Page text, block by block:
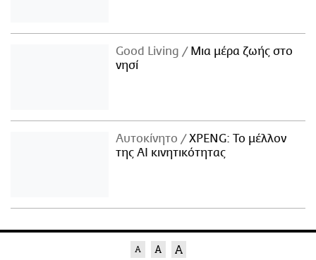
Good Living
Μια μέρα ζωής στο
νησί
Αυτοκίνητο
XPENG: Το μέλλον
της AI κινητικότητας